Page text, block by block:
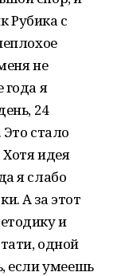
Рубика с
не
года я
24
стало
идея
я слабо
А за этот
и
одной
если умеешь